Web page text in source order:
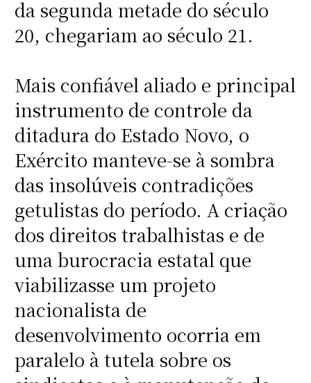
da segunda metade do século
20, chegariam ao século 21.
Mais confiável aliado e principal
instrumento de controle da
ditadura do Estado Novo, o
Exército manteve-se à sombra
das insolúveis contradições
getulistas do período. A criação
dos direitos trabalhistas e de
uma burocracia estatal que
viabilizasse um projeto
nacionalista de
desenvolvimento ocorria em
paralelo à tutela sobre os